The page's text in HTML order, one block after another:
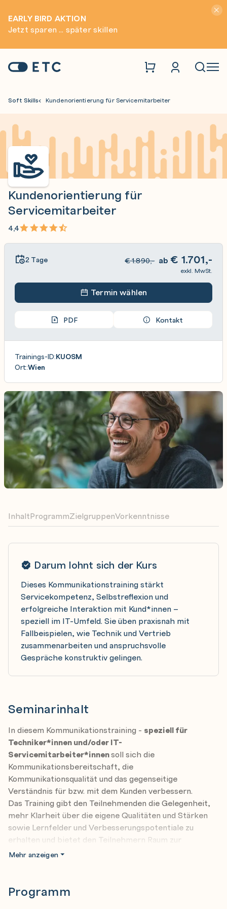
EARLY BIRD AKTION
Jetzt sparen ... später skillen
Startseite: ETC
Soft Skills Kundenorientierung für Servicemitarbeiter
Kundenorientierung für
Servicemitarbeiter
4,4
Darum lohnt sich der Kurs
Dieses Kommunikationstraining stärkt
Servicekompetenz, Selbstreflexion und
erfolgreiche Interaktion mit Kund*innen –
speziell im IT-Umfeld. Sie üben praxisnah mit
Fallbeispielen, wie Technik und Vertrieb
zusammenarbeiten und anspruchsvolle
Gespräche konstruktiv gelingen.
Seminarinhalt
In diesem Kommunikationstraining - speziell für
Techniker*innen und/oder IT-
Servicemitarbeiter*innensoll sich die
Kommunikationsbereitschaft, die
Kommunikationsqualität und das gegenseitige
Verständnis für bzw. mit dem Kunden verbessern.
Das Training gibt den Teilnehmenden die Gelegenheit,
mehr Klarheit über die eigene Qualitäten und Stärken
sowie Lernfelder und Verbesserungspotentiale zu
erhalten und bietet den Teilnehmern Raum zur
Selbstreflexion.
Der erste Vormittag beginnt mit dem Lösen eines
"Falles". Für das Lösen dieser Übung sind gutes Zuhören,
Mehr anzeigen
Programm
InhaltProgrammZielgruppenVorkenntnisse
2 Tage €1.890,- ab € 1.701,-
exkl. MwSt.
Termin wählen
PDF Kontakt
Trainings-ID:KUOSM
Ort:Wien